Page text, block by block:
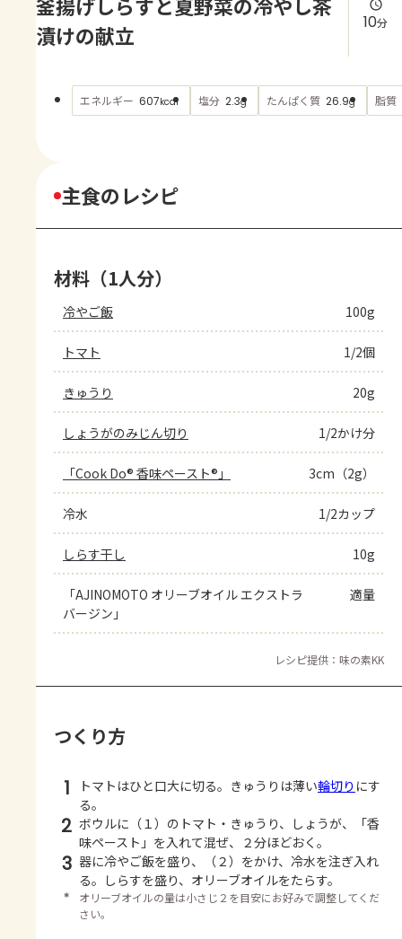
AJINOMOTO PARK とは
釜揚げしらすと夏野菜の冷やし茶
漬けの献立
10分
エネルギー 607kcal 塩分 2.3g たんぱく質 26.9g 脂質
主食のレシピ
材料（1人分）
冷やご飯 100g
トマト 1/2個
きゅうり 20g
しょうがのみじん切り 1/2かけ分
「Cook Do® 香味ペースト®」 3cm（2g）
冷水 1/2カップ
しらす干し 10g
「AJINOMOTO オリーブオイル エクストラ
バージン」
適量
レシピ提供：味の素KK
つくり方
1 トマトはひと口大に切る。きゅうりは薄い輪切り にす
る。
2 ボウルに（１）のトマト・きゅうり、しょうが、「香
味ペースト」を入れて混ぜ、２分ほどおく。
3 器に冷やご飯を盛り、（２）をかけ、冷水を注ぎ入れ
る。しらすを盛り、オリーブオイルをたらす。
＊
オリーブオイルの量は小さじ２を目安にお好みで調整してくだ
さい。